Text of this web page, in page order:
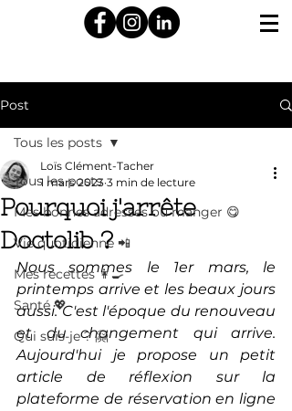
Post
Tous les posts
Mes bonnes adresses où manger 😋
Vie quotidienne 📲
Mes recettes 👩‍🍳
Santé 💖
Qui suis-je ? 🤗
Tous les posts
Pourquoi j'arrête
Doctolib ?
Loïs Clément-Tacher
1 mars 2023 3 min de lecture
Nous sommes le 1er mars, le
printemps arrive et les beaux jours
aussi. C'est l'époque du renouveau
et du changement qui arrive.
Aujourd'hui je propose un petit
article de réflexion sur la
plateforme de réservation en ligne